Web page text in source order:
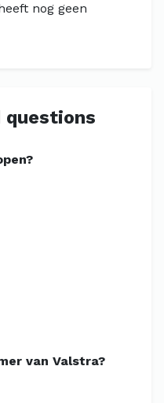
nog geen
questions
van Valstra?